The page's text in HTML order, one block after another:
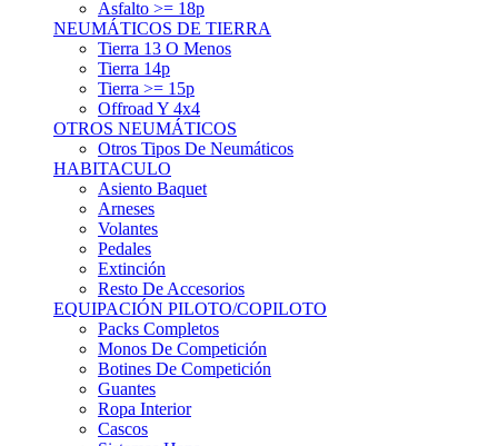
Asfalto >= 18p
NEUMÁTICOS DE TIERRA
Tierra 13 O Menos
Tierra 14p
Tierra >= 15p
Offroad Y 4x4
OTROS NEUMÁTICOS
Otros Tipos De Neumáticos
HABITACULO
Asiento Baquet
Arneses
Volantes
Pedales
Extinción
Resto De Accesorios
EQUIPACIÓN PILOTO/COPILOTO
Packs Completos
Monos De Competición
Botines De Competición
Guantes
Ropa Interior
Cascos